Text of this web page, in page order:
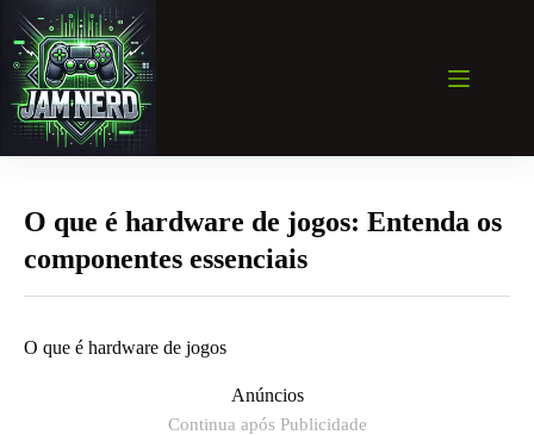
para
conteúdo
O que é hardware de jogos: Entenda os
componentes essenciais
O que é hardware de jogos
Anúncios
Continua após Publicidade